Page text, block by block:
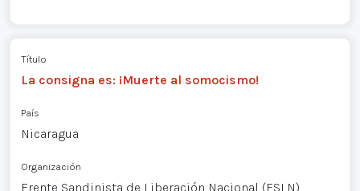
Título
La consigna es: ¡Muerte al somocismo!
País
Nicaragua
Organización
Frente Sandinista de Liberación Nacional (FSLN)